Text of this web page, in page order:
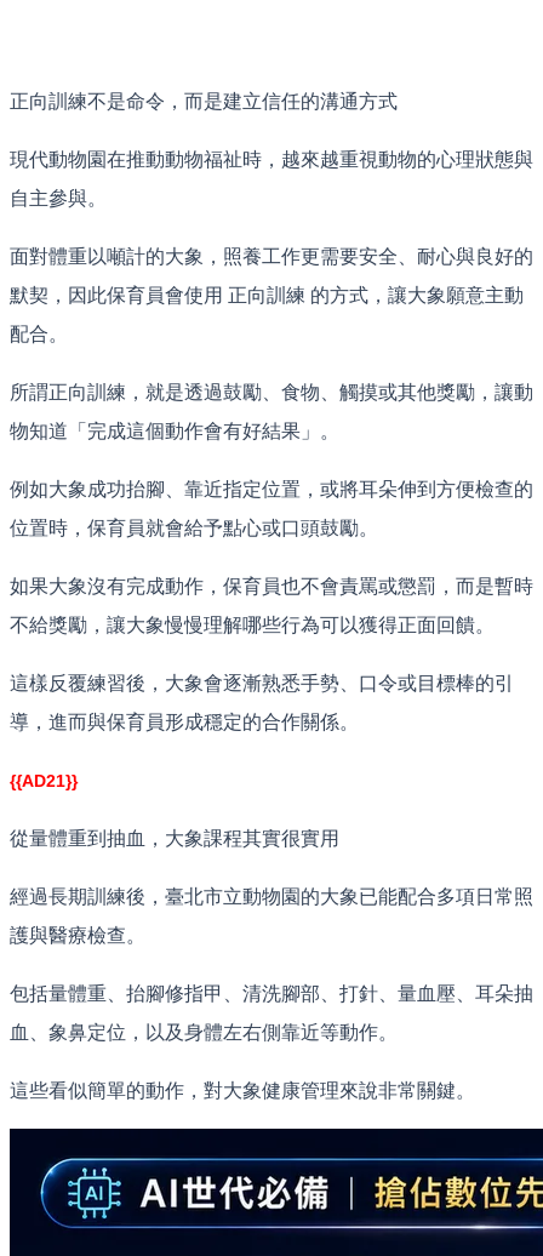
正向訓練不是命令，而是建立信任的溝通方式
現代動物園在推動動物福祉時，越來越重視動物的心理狀態與
自主參與。
面對體重以噸計的大象，照養工作更需要安全、耐心與良好的
默契，因此保育員會使用 正向訓練 的方式，讓大象願意主動
配合。
所謂正向訓練，就是透過鼓勵、食物、觸摸或其他獎勵，讓動
物知道「完成這個動作會有好結果」。
例如大象成功抬腳、靠近指定位置，或將耳朵伸到方便檢查的
位置時，保育員就會給予點心或口頭鼓勵。
如果大象沒有完成動作，保育員也不會責罵或懲罰，而是暫時
不給獎勵，讓大象慢慢理解哪些行為可以獲得正面回饋。
這樣反覆練習後，大象會逐漸熟悉手勢、口令或目標棒的引
導，進而與保育員形成穩定的合作關係。
{{AD21}}
從量體重到抽血，大象課程其實很實用
經過長期訓練後，臺北市立動物園的大象已能配合多項日常照
護與醫療檢查。
包括量體重、抬腳修指甲、清洗腳部、打針、量血壓、耳朵抽
血、象鼻定位，以及身體左右側靠近等動作。
這些看似簡單的動作，對大象健康管理來說非常關鍵。